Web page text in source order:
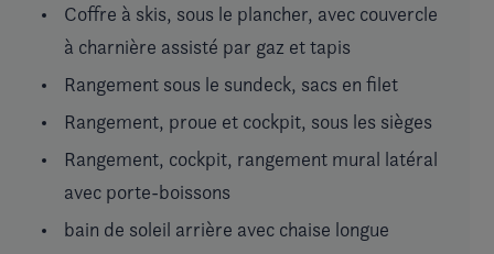
Coffre à skis, sous le plancher, avec couvercle
à charnière assisté par gaz et tapis
Rangement sous le sundeck, sacs en filet
Rangement, proue et cockpit, sous les sièges
Rangement, cockpit, rangement mural latéral
avec porte-boissons
bain de soleil arrière avec chaise longue